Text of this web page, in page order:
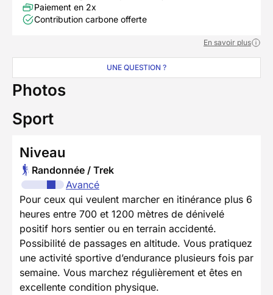
Paiement en 2x
Contribution carbone offerte
En savoir plus
UNE QUESTION ?
Photos
Sport
Niveau
Randonnée / Trek
Avancé
Pour ceux qui veulent marcher en itinérance plus 6
heures entre 700 et 1200 mètres de dénivelé
positif hors sentier ou en terrain accidenté.
Possibilité de passages en altitude. Vous pratiquez
une activité sportive d’endurance plusieurs fois par
semaine. Vous marchez régulièrement et êtes en
excellente condition physique.